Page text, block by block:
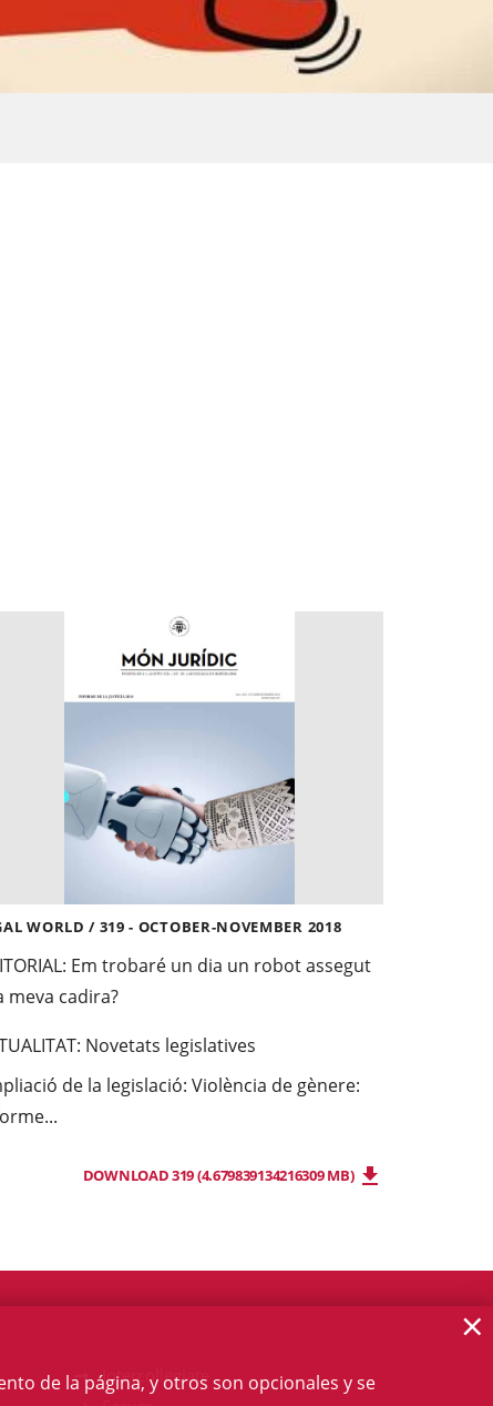
WORLD / 319 - OCTOBER-NOVEMBER 2018
Em trobaré un dia un robot assegut
meva cadira?
Novetats legislatives
de la legislació: Violència de gènere:
DOWNLOAD 319 (4.679839134216309 MB)
Intercollegiate
de la página, y otros son opcionales y se
×